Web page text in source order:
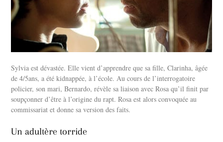
Sylvia est dévastée. Elle vient d’apprendre que sa fille, Clarinha, âgée
de 4/5ans, a été kidnappée, à l’école. Au cours de l’interrogatoire
policier, son mari, Bernardo, révèle sa liaison avec Rosa qu’il finit par
soupçonner d’être à l’origine du rapt. Rosa est alors convoquée au
commissariat et donne sa version des faits.
Un adultère torride